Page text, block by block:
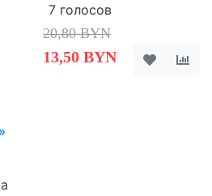
7 голосов
20,80 BYN
13,50 BYN